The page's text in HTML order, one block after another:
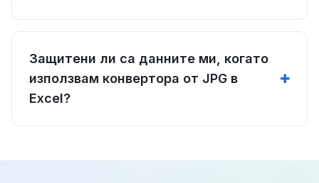
Защитени ли са данните ми, когато
използвам конвертора от JPG в
Excel?